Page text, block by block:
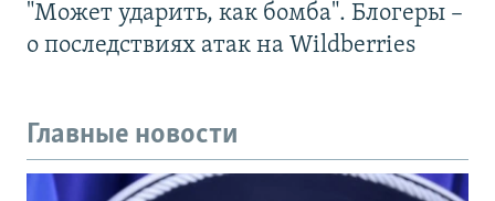
"Может ударить, как бомба". Блогеры –
о последствиях атак на Wildberries
Главные новости